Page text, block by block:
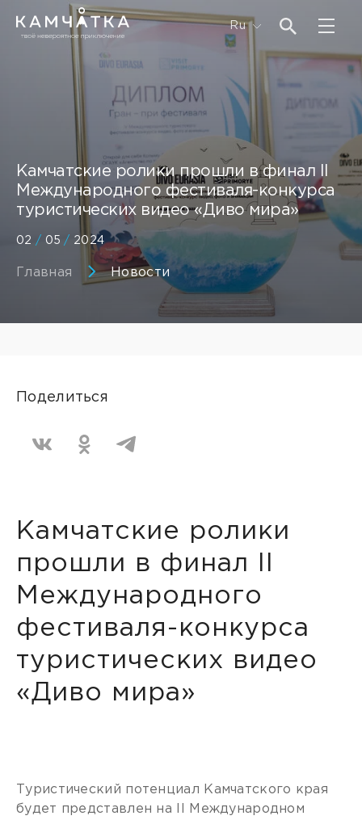
Ru
Камчатские ролики прошли в финал II
Международного фестиваля-конкурса
туристических видео «Диво мира»
02 / 05 / 2024
Главная Новости
Поделиться
Камчатские ролики
прошли в финал II
Международного
фестиваля-конкурса
туристических видео
«Диво мира»
Туристический потенциал Камчатского края
будет представлен на II Международном